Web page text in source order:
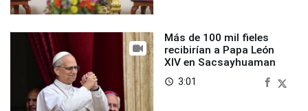
Más de 100 mil fieles
recibirían a Papa León
XIV en Sacsayhuaman
access_time 3:01